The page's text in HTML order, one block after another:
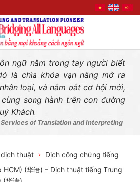
ngữ nằm trong tay người biết
là chìa khóa vạn năng mở ra
loại, và nắm bắt cơ hội mới,
song hành trên con đường
Khách.
Services of Translation and Interpreting
thuật
Dịch công chứng tiếng
HCM) (华语) – Dịch thuật tiếng Trung